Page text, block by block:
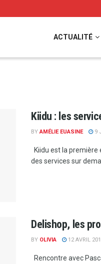
ACTUALITÉ
Kiidu : les
BY AMÉLIE EUASINE 9
Kiidu est la
des services sur
Delishop, les
BY OLIVIA 12 AVRIL
Rencontre avec